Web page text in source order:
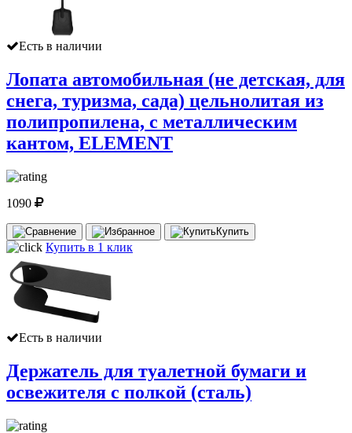
Есть в наличии
Лопата автомобильная (не детская, для
снега, туризма, сада) цельнолитая из
полипропилена, с металлическим
кантом, ELEMENT
1090
Купить
Купить в 1 клик
Есть в наличии
Держатель для туалетной бумаги и
освежителя с полкой (сталь)